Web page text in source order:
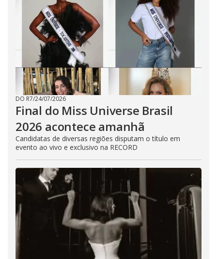
DO R7/24/07/2026
Final do Miss Universe Brasil
2026 acontece amanhã
Candidatas de diversas regiões disputam o título em
evento ao vivo e exclusivo na RECORD